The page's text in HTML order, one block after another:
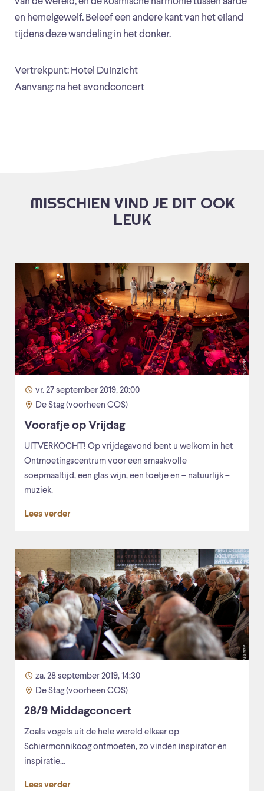
en hemelgewelf. Beleef een andere kant van het eiland
tijdens deze wandeling in het donker.
Vertrekpunt: Hotel Duinzicht
Aanvang: na het avondconcert
MISSCHIEN VIND JE DIT OOK
LEUK
vr. 27 september 2019, 20:00
De Stag (voorheen COS)
Voorafje op Vrijdag
UITVERKOCHT! Op vrijdagavond bent u welkom in het
Ontmoetingscentrum voor een smaakvolle
soepmaaltijd, een glas wijn, een toetje en – natuurlijk –
muziek.
Lees verder
za. 28 september 2019, 14:30
De Stag (voorheen COS)
28/9 Middagconcert
Zoals vogels uit de hele wereld elkaar op
Schiermonnikoog ontmoeten, zo vinden inspirator en
inspiratie…
Lees verder